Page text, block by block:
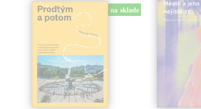
na sklade